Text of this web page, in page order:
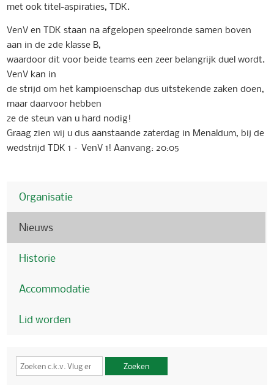
met ook titel-aspiraties, TDK.
VenV en TDK staan na afgelopen speelronde samen boven
aan in de 2de klasse B,
waardoor dit voor beide teams een zeer belangrijk duel wordt.
VenV kan in
de strijd om het kampioenschap dus uitstekende zaken doen,
maar daarvoor hebben
ze de steun van u hard nodig!
Graag zien wij u dus aanstaande zaterdag in Menaldum, bij de
wedstrijd TDK 1 – VenV 1! Aanvang: 20:05
Organisatie
Nieuws
Historie
Accommodatie
Lid worden
Zoeken